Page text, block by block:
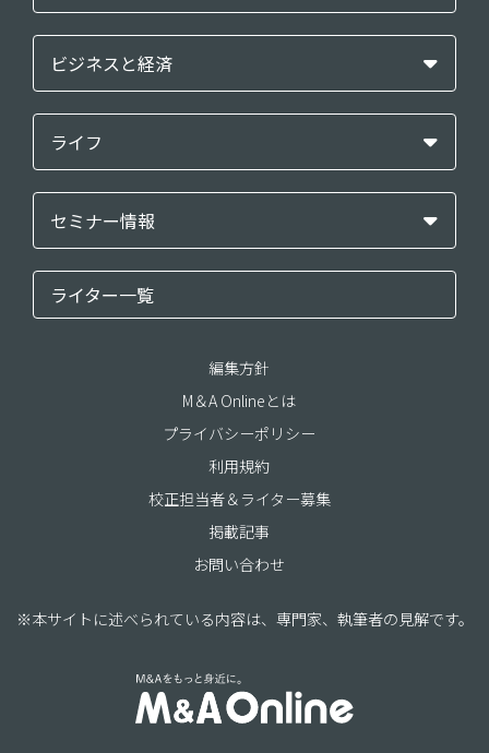
ビジネスと経済
ライフ
セミナー情報
ライター一覧
編集方針
M＆A Onlineとは
プライバシーポリシー
利用規約
校正担当者＆ライター募集
掲載記事
お問い合わせ
※本サイトに述べられている内容は、専門家、執筆者の見解です。